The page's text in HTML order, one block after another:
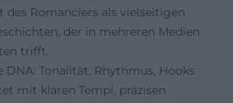
Romanciers als vielseitigen
der in mehreren Medien
trifft.
Tonalität, Rhythmus, Hooks
mit klaren Tempi, präzisen